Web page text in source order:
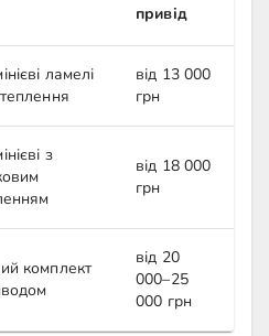
привід
ламелі
від 13 000
грн
з
від 18 000
грн
комплект
від 20
000–25
000 грн